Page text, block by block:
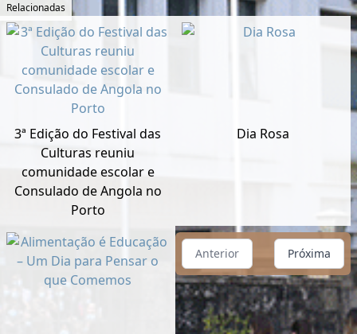
Relacionadas
3ª Edição do Festival das
Culturas reuniu
comunidade escolar e
Consulado de Angola no
Porto
Dia Rosa
Anterior Próxima